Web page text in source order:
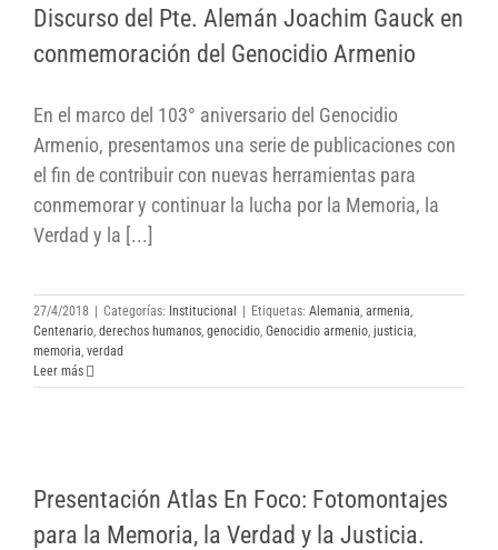
conmemoración del Genocidio Armenio
Discurso del Pte. Alemán Joachim Gauck en
conmemoración del Genocidio Armenio
En el marco del 103° aniversario del Genocidio
Armenio, presentamos una serie de publicaciones con
el fin de contribuir con nuevas herramientas para
conmemorar y continuar la lucha por la Memoria, la
Verdad y la [...]
27/4/2018 Categorías: Institucional Etiquetas: Alemania, armenia,
Centenario, derechos humanos, genocidio, Genocidio armenio, justicia,
memoria, verdad
Leer más
para la Memoria, la Verdad y la Justicia.
Presentación Atlas En Foco: Fotomontajes
para la Memoria, la Verdad y la Justicia.